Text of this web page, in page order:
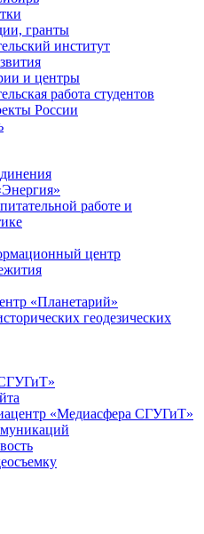
гранты
институт
и центры
работа студентов
России
работе и
центр
«Планетарий»
геодезических
«Медиасфера СГУГиТ»